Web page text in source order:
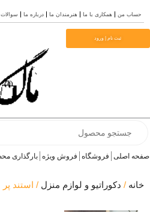
من همکاری با ما هنرمندان ما درباره ما سوالات متداول
ثبت نام | ورود
اصلی فروشگاه فروش ویژه بارگذاری محصول
/دکوراتیو و لوازم منزل/ استند پر